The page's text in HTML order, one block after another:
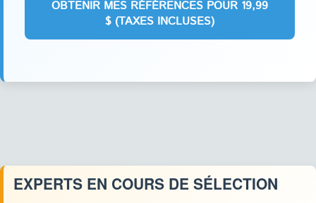
EXPERTS EN COURS DE SÉLECTION